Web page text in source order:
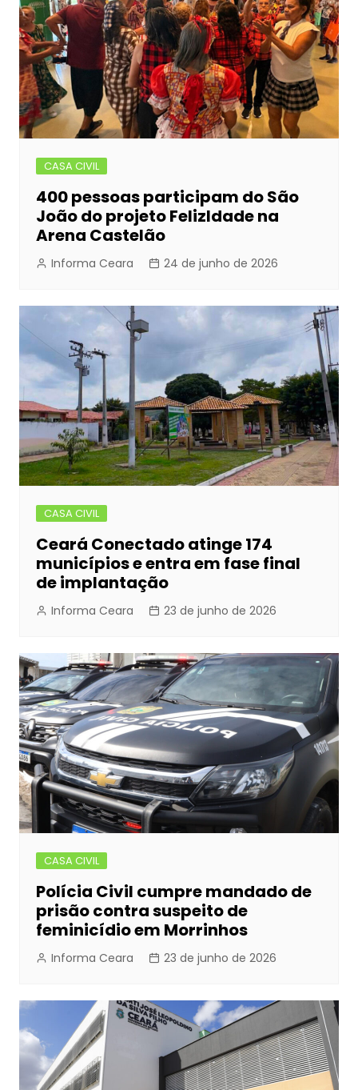
CASA CIVIL
400 pessoas participam do São
João do projeto FelizIdade na
Arena Castelão
Informa Ceara 24 de junho de 2026
CASA CIVIL
Ceará Conectado atinge 174
municípios e entra em fase final
de implantação
Informa Ceara 23 de junho de 2026
CASA CIVIL
Polícia Civil cumpre mandado de
prisão contra suspeito de
feminicídio em Morrinhos
Informa Ceara 23 de junho de 2026